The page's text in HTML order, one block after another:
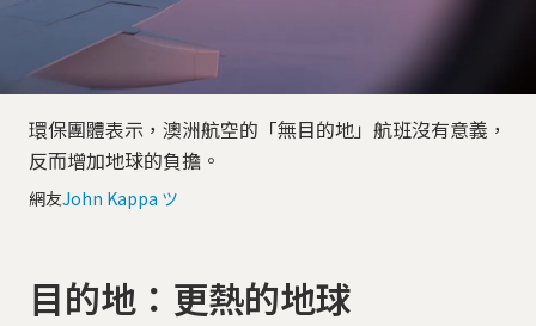
環保團體表示，澳洲航空的「無目的地」航班沒有意義，
反而增加地球的負擔。
網友John Kappa ツ
目的地：更熱的地球